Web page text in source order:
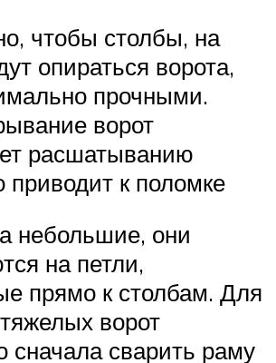
чтобы столбы, на
опираться ворота,
прочными.
ворот
расшатыванию
приводит к поломке
небольшие, они
на петли,
прямо к столбам. Для
ворот
сначала сварить раму